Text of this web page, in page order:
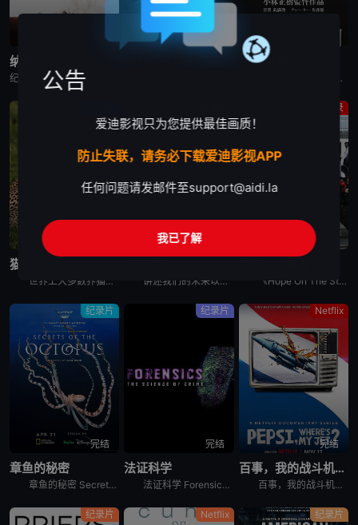
已完结
纳达尔
完结
东京审判
围绕着東京审判这一重要历史事件, 本片除了讲述过程外, 更重要的还是提出了一系列国际法法律问题和伦理道德疑问, 如事后法问题, 战争罪的有無, 以及个人辩护和国家辩护的选择和远东国际法庭战犯的选择
猫之魂
世界上大多数养猫的人都能通过宠物的眼睛窥见动物的野性。这部纪录片着眼于家猫和它们的野生表亲们，以及它们的祖先之间，在行为上隐约可见的关联。镜头特别勾勒出这些相似之处，并向所谓的“主人们”（如果猫真 讲述我们的未来以及我们如何重新构想它们。由著名未来学家阿里·瓦拉赫主持，邀请观众踏上一次环游世界的旅程，充满发现、希望和可能性，了解我们今天所处的位置以及接下来会发生什么。将历史、科学和意想不到的
纪录
《Hope On The Street》是防弹少年团郑号锡（j-hope）推出的同名舞蹈练习日记内容。讲述j-hope在入伍前访问日本大阪、法国巴黎、美国纽约、韩国首尔和光州，并与当地的舞蹈家通过
纪录片
完结
章鱼的秘密
章鱼的秘密 Secrets of the Octopus是2024年澳大利亚,美国纪录片。艾美奖肯定《鲸之谜》制作团队最新力作。 &nbsp; &nbsp; &nbsp; &nbsp; &nbsp
纪录片
完结
法证科学
法证科学 Forensics: The Science of Crime是2020年犯罪纪录片。《法证科学》旨在向观众展示法医学是如何帮助破获各类犯罪案件的，通过在法医研究所、大学实验室、研究中心
Netflix
完结
百事，我的战斗机呢？
百事，我的战斗机呢？ Pepsi, Where&#39;s My Jet?是2022年美国历史纪录片。When a 20-year-old attempts to win a fighter je
纪录片 Netflix 纪录片
公告
爱迪影视只为您提供最佳画质！
防止失联，请务必下载爱迪影视APP
任何问题请发邮件至support@aidi.la
我已了解